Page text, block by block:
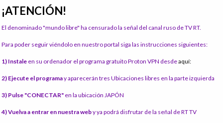
¡ATENCIÓN!
El denominado "mundo libre" ha censurado la señal del canal ruso de TV RT.
Para poder seguir viéndolo en nuestro portal siga las instrucciones siguientes:
1) Instale en su ordenador el programa gratuito Proton VPN desdeaquí:
2) Ejecute el programay aparecerán tres Ubicaciones libres en la parte izquierda
3) Pulse "CONECTAR" en la ubicación JAPÓN
4) Vuelva a entrar en nuestra weby ya podrá disfrutar de la señal de RT TV